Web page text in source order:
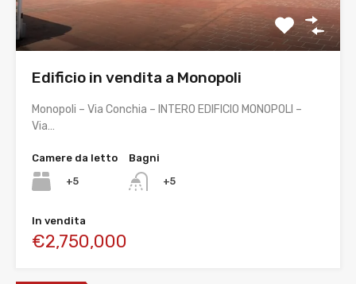
Edificio in vendita a Monopoli
Monopoli – Via Conchia – INTERO EDIFICIO MONOPOLI –
Via…
Camere da letto
+5
Bagni
+5
In vendita
€2,750,000